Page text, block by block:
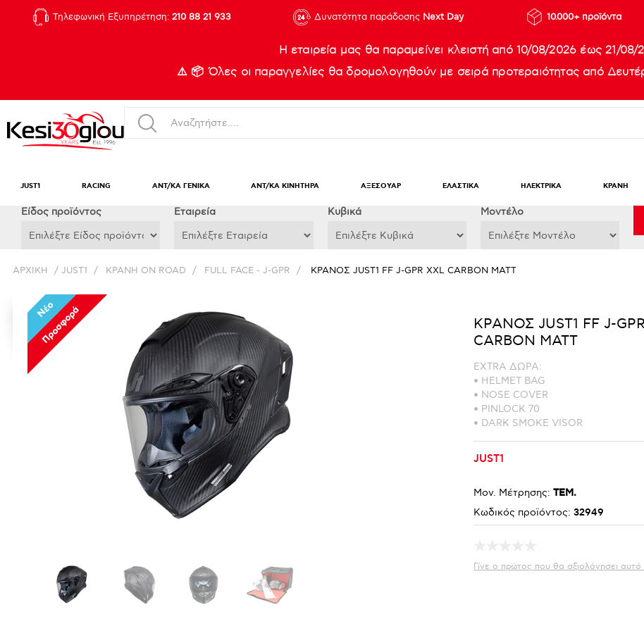
Τηλεφωνική Εξυπηρέτηση: 210 88 21 933 Δυνατότητα παράδοσης Next Day 10.000+ προϊόντα
Η εταιρεία μας θα παραμείνει κλειστή από 10/08/2026 έως 21/08/
⚠️ 📦 Όλες οι παραγγελίες θα δρομολογηθούν με σειρά προτεραιότητας από
JUST1 RACING ΑΝΤ/ΚΑ ΓΕΝΙΚΑ ΑΝΤ/ΚΑ ΚΙΝΗΤΗΡΑ ΑΞΕΣΟΥΑΡ ΕΛΑΣΤΙΚΑ ΗΛΕΚΤΡΙΚΑ ΚΡΑΝΗ
Eίδος προϊόντος Εταιρεία Κυβικά Μοντέλο
ΑΡΧΙΚΉ / JUST1 / ΚΡΑΝΗ ON ROAD / FULL FACE - J-GPR / ΚΡΑΝΟΣ JUST1 FF J-GPR XXL CARBON MATT
Νέο
Προσφορά
ΚΡΑΝΟΣ JUST1 FF J-
CARBON MATT
EXTRA ΔΩΡΑ:
• HELMET BAG
• NOSE COVER
• PINLOCK 70
• DARK SMOKE VISOR
JUST1
Μον. Μέτρησης: ΤΕΜ.
Κωδικός προϊόντος: 32949
Γίνε ο πρώτος που θα αξιολόγησει αυτό